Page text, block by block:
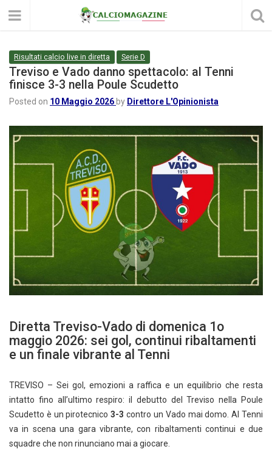
Risultati calcio live in diretta Serie D
Treviso e Vado danno spettacolo: al Tenni
finisce 3-3 nella Poule Scudetto
Posted on 10 Maggio 2026 by Direttore L'Opinionista
Diretta Treviso-Vado di domenica 1o
maggio 2026: sei gol, continui ribaltamenti
e un finale vibrante al Tenni
TREVISO – Sei gol, emozioni a raffica e un equilibrio che resta
intatto fino all’ultimo respiro: il debutto del Treviso nella Poule
Scudetto è un pirotecnico3-3 contro un Vado mai domo. Al Tenni
va in scena una gara vibrante, con ribaltamenti continui e due
squadre che non rinunciano mai a giocare.